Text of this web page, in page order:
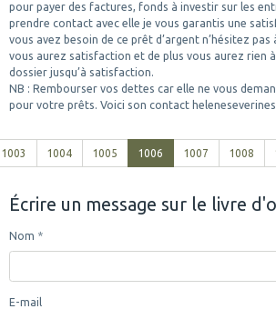
pour payer des factures, fonds à investir sur les
prendre contact avec elle je vous garantis une
vous avez besoin de ce prêt d’argent n’hésitez
vous aurez satisfaction et de plus vous aurez rien
dossier jusqu’à satisfaction.
NB : Rembourser vos dettes car elle ne vous
pour votre prêts. Voici son contact
1003 1004 1005 1006 1007 1008
Écrire un message sur le livre
Nom
E-mail